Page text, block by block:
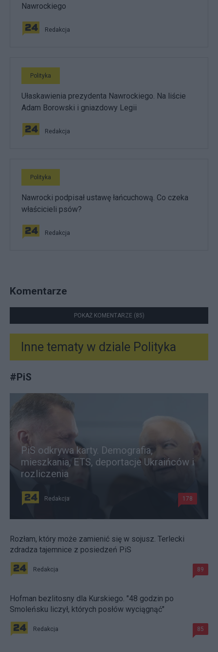
Nawrockiego
Redakcja
Polityka
Ułaskawienia prezydenta Nawrockiego. Na liście
Adam Borowski i gniazdowy Legii
Redakcja
Polityka
Nawrocki podpisał ustawę łańcuchową. Co czeka
właścicieli psów?
Redakcja
Komentarze
POKAŻ KOMENTARZE (85)
Inne tematy w dziale Polityka
#PiS
PiS odkrywa karty. Demografia,
mieszkania, ETS, deportacje Ukraińców i
rozliczenia
Redakcja 178
Rozłam, który może zamienić się w sojusz. Terlecki
zdradza tajemnice z posiedzeń PiS
Redakcja 89
Hofman bezlitosny dla Kurskiego. "48 godzin po
Smoleńsku liczył, których posłów wyciągnąć"
Redakcja 85